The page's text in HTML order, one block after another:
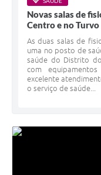
Novas salas de
Centro e no Turvo
As duas salas de
uma no posto de
saúde do Distrito
com
excelente
o serviço de saúde...